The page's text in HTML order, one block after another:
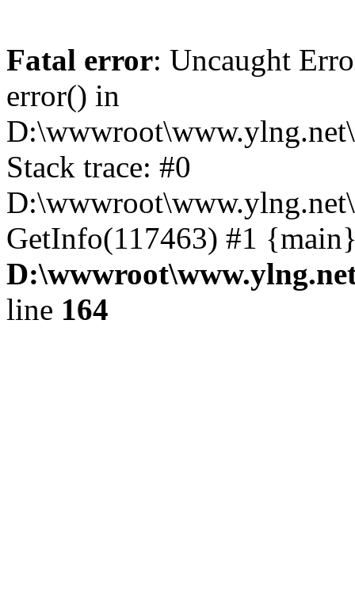
Fatal error: Uncaught
error() in
Stack trace: #0
GetInfo(117463) #1
line 164